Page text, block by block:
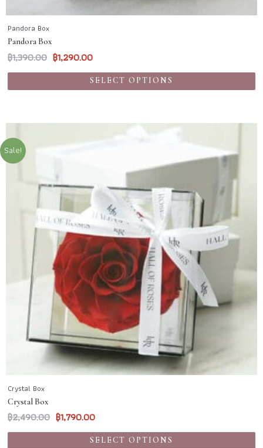
Pandora Box
Pandora Box
฿1,390.00 ฿1,290.00
SELECT OPTIONS
Sale!
Crystal Box
Crystal Box
฿2,490.00 ฿1,790.00
SELECT OPTIONS